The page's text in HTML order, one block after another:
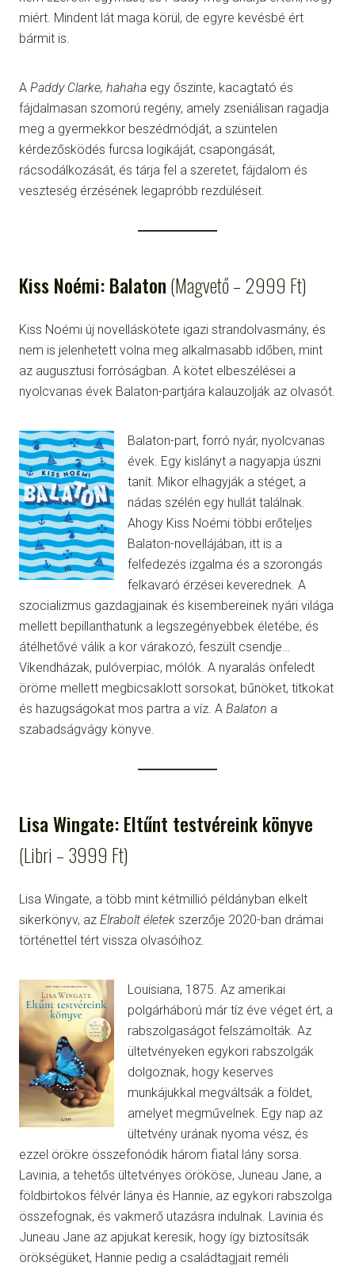
miért. Mindent lát maga körül, de egyre kevésbé ért
bármit is.
A Paddy Clarke, hahaha egy őszinte, kacagtató és
fájdalmasan szomorú regény, amely zseniálisan ragadja
meg a gyermekkor beszédmódját, a szüntelen
kérdezősködés furcsa logikáját, csapongását,
rácsodálkozását, és tárja fel a szeretet, fájdalom és
veszteség érzésének legapróbb rezdüléseit.
Kiss Noémi: Balaton(Magvető – 2999 Ft)
Kiss Noémi új novelláskötete igazi strandolvasmány, és
nem is jelenhetett volna meg alkalmasabb időben, mint
az augusztusi forróságban. A kötet elbeszélései a
nyolcvanas évek Balaton-partjára kalauzolják az olvasót.
Balaton-part, forró nyár, nyolcvanas
évek. Egy kislányt a nagyapja úszni
tanít. Mikor elhagyják a stéget, a
nádas szélén egy hullát találnak.
Ahogy Kiss Noémi többi erőteljes
Balaton-novellájában, itt is a
felfedezés izgalma és a szorongás
felkavaró érzései keverednek. A
szocializmus gazdagjainak és kisembereinek nyári világa
mellett bepillanthatunk a legszegényebbek életébe, és
átélhetővé válik a kor várakozó, feszült csendje…
Víkendházak, pulóverpiac, mólók. A nyaralás önfeledt
öröme mellett megbicsaklott sorsokat, bűnöket, titkokat
és hazugságokat mos partra a víz. A Balaton a
szabadságvágy könyve.
Lisa Wingate: Eltűnt testvéreink könyve
(Libri – 3999 Ft)
Lisa Wingate, a több mint kétmillió példányban elkelt
sikerkönyv, az Elrabolt életek szerzője 2020-ban drámai
történettel tért vissza olvasóihoz.
Louisiana, 1875. Az amerikai
polgárháború már tíz éve véget ért, a
rabszolgaságot felszámolták. Az
ültetvényeken egykori rabszolgák
dolgoznak, hogy keserves
munkájukkal megváltsák a földet,
amelyet megművelnek. Egy nap az
ültetvény urának nyoma vész, és
ezzel örökre összefonódik három fiatal lány sorsa.
Lavinia, a tehetős ültetvényes örököse, Juneau Jane, a
földbirtokos félvér lánya és Hannie, az egykori rabszolga
összefognak, és vakmerő utazásra indulnak. Lavinia és
Juneau Jane az apjukat keresik, hogy így biztosítsák
örökségüket, Hannie pedig a családtagjait reméli